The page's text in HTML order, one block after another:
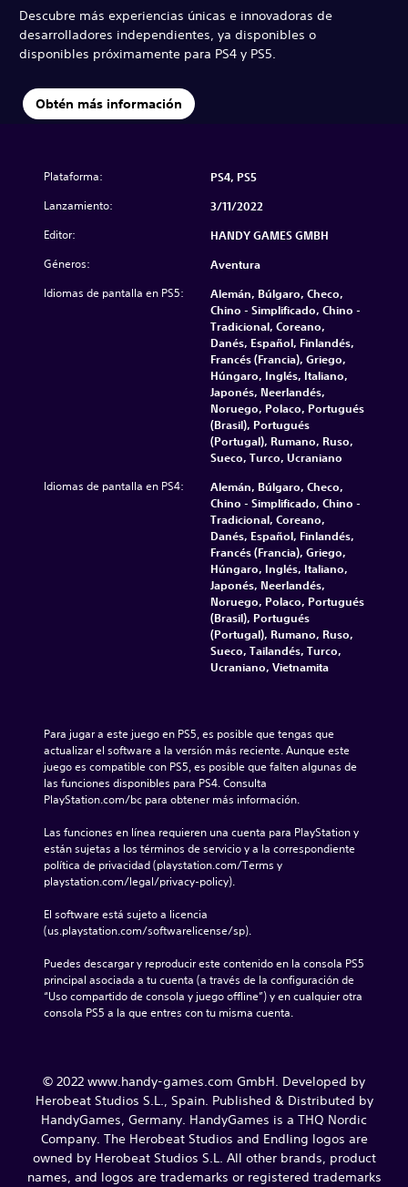
Descubre más experiencias únicas e innovadoras de
desarrolladores independientes, ya disponibles o
disponibles próximamente para PS4 y PS5.
Obtén más información
Plataforma: PS4, PS5
Lanzamiento: 3/11/2022
Editor: HANDY GAMES GMBH
Géneros: Aventura
Idiomas de pantalla en PS5:
Alemán, Búlgaro, Checo,
Chino - Simplificado, Chino -
Tradicional, Coreano,
Danés, Español, Finlandés,
Francés (Francia), Griego,
Húngaro, Inglés, Italiano,
Japonés, Neerlandés,
Noruego, Polaco, Portugués
(Brasil), Portugués
(Portugal), Rumano, Ruso,
Sueco, Turco, Ucraniano
Idiomas de pantalla en PS4:
Alemán, Búlgaro, Checo,
Chino - Simplificado, Chino -
Tradicional, Coreano,
Danés, Español, Finlandés,
Francés (Francia), Griego,
Húngaro, Inglés, Italiano,
Japonés, Neerlandés,
Noruego, Polaco, Portugués
(Brasil), Portugués
(Portugal), Rumano, Ruso,
Sueco, Tailandés, Turco,
Ucraniano, Vietnamita
Para jugar a este juego en PS5, es posible que tengas que
actualizar el software a la versión más reciente. Aunque este
juego es compatible con PS5, es posible que falten algunas de
las funciones disponibles para PS4. Consulta
PlayStation.com/bc para obtener más información.
Las funciones en línea requieren una cuenta para PlayStation y
están sujetas a los términos de servicio y a la correspondiente
política de privacidad (playstation.com/Terms y
playstation.com/legal/privacy-policy).
El software está sujeto a licencia
(us.playstation.com/softwarelicense/sp).
Puedes descargar y reproducir este contenido en la consola PS5
principal asociada a tu cuenta (a través de la configuración de
“Uso compartido de consola y juego offline”) y en cualquier otra
consola PS5 a la que entres con tu misma cuenta.
© 2022 www.handy-games.com GmbH. Developed by
Herobeat Studios S.L., Spain. Published & Distributed by
HandyGames, Germany. HandyGames is a THQ Nordic
Company. The Herobeat Studios and Endling logos are
owned by Herobeat Studios S.L. All other brands, product
names, and logos are trademarks or registered trademarks